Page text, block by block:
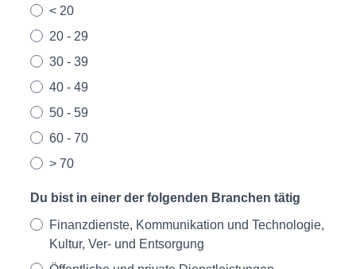
< 20
20 - 29
30 - 39
40 - 49
50 - 59
60 - 70
> 70
Du bist in einer der folgenden Branchen tätig
Finanzdienste, Kommunikation und Technologie,
Kultur, Ver- und Entsorgung